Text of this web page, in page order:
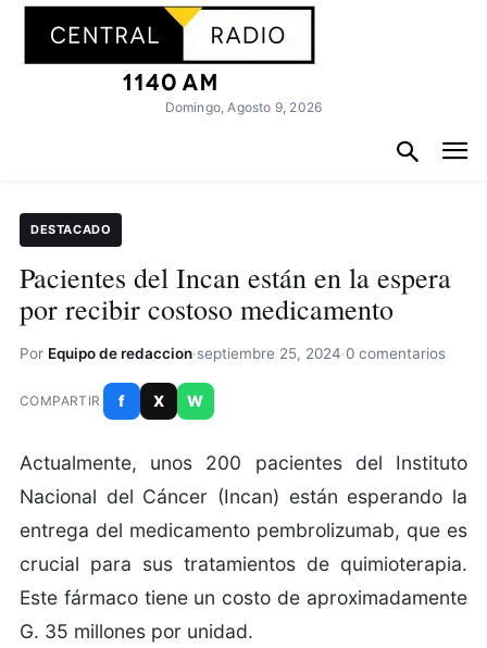
Domingo, Agosto 9, 2026
DESTACADO
Pacientes del Incan están en la espera
por recibir costoso medicamento
Por Equipo de redaccion·septiembre 25, 2024·0 comentarios
COMPARTIR f X W
Actualmente, unos 200 pacientes del Instituto
Nacional del Cáncer (Incan) están esperando la
entrega del medicamento pembrolizumab, que es
crucial para sus tratamientos de quimioterapia.
Este fármaco tiene un costo de aproximadamente
G. 35 millones por unidad.